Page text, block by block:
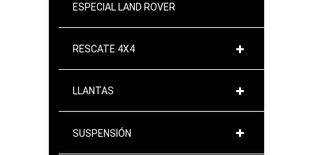
ESPECIAL LAND ROVER
RESCATE 4X4
LLANTAS
SUSPENSIÓN